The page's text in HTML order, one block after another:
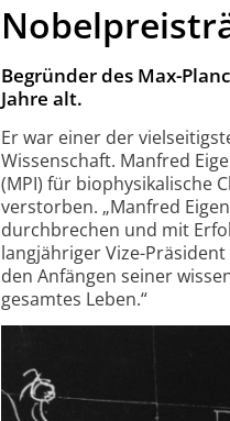
Begründer des Max-
Jahre alt.
Er war einer der
Wissenschaft. Manfred
(MPI) für biophysikalische
verstorben. „Manfred
durchbrechen und mit
langjähriger Vize-
den Anfängen seiner
gesamtes Leben.“